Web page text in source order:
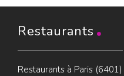
Restaurants
Restaurants à Paris (6401)